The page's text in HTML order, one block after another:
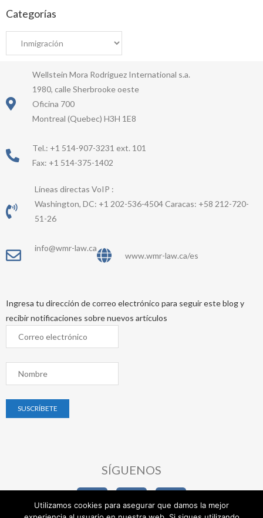
Categorías
Wellstein Mora Rodriguez International s.a.
1980, calle Sherbrooke oeste
Oficina 700
Montreal (Quebec) H3H 1E8
Tel.: +1 514-907-3231 ext. 101
Fax: +1 514-375-1402
Líneas directas VoIP :
Washington, DC: +1 202-536-4504 Caracas: +58 212-720-
51-26
info@wmr-law.ca
www.wmr-law.ca/es
Ingresa tu dirección de correo electrónico para seguir este blog y
recibir notificaciones sobre nuevos artículos
SÍGUENOS
Utilizamos cookies para asegurar que damos la mejor